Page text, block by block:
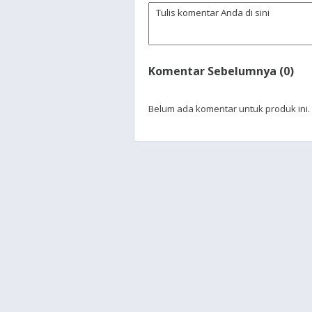
Komentar Sebelumnya (0)
Belum ada komentar untuk produk ini.